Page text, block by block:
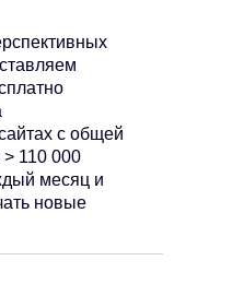
с общей
110 000
месяц и
новые